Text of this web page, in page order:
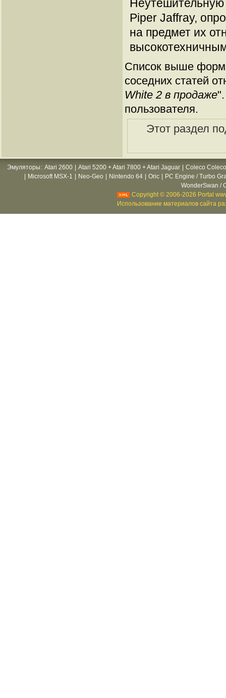
Piper Jaffray,
на предмет их
Список выше
соседних статей
White 2 в продаже
пользователя.
Этот раздел
Эмуляторы : Atari 2600 Atari 5200 + Atari 7800 + Atari Jaguar
Coleco
Microsoft MSX-1 Neo-Geo Nintendo 64 Oric
PC Engine / Turbo
WonderSwan /
Copyright © 2006-2026 Portal
Использование материалов сайта